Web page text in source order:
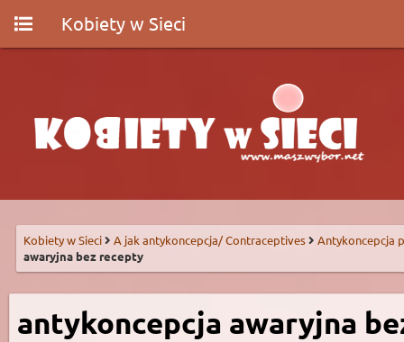
Kobiety w Sieci
Kobiety w Sieci A jak antykoncepcja/ Contraceptives
Antykoncepcja
awaryjna bez recepty
antykoncepcja awaryjna